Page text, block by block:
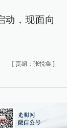
动，现面向
[ 责编：张悦鑫 ]